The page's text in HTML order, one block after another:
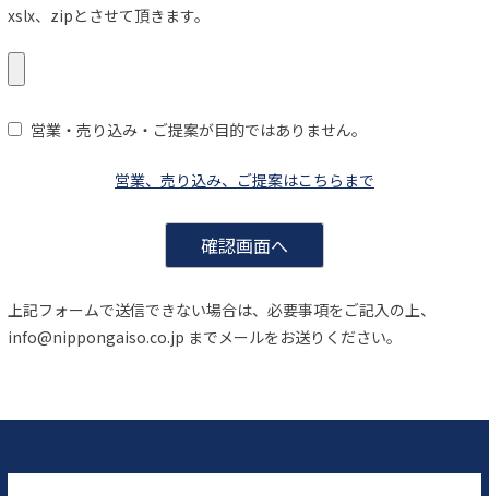
xslx、zipとさせて頂きます。
営業・売り込み・ご提案が目的ではありません。
営業、売り込み、ご提案はこちらまで
上記フォームで送信できない場合は、必要事項をご記入の上、
info@nippongaiso.co.jp までメールをお送りください。